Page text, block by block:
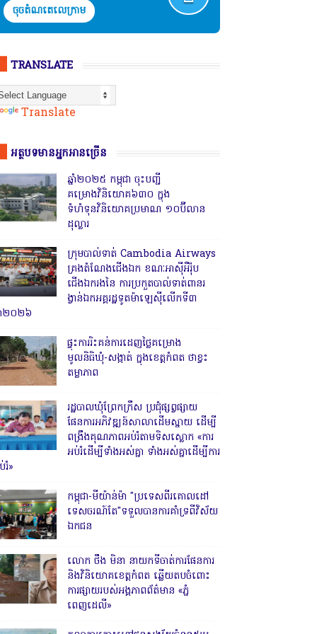
ចុចតំណតេលេក្រាម
TRANSLATE
Translate
អត្ថបទមានអ្នកអានច្រើន
ឆ្នាំ២០២៥ កម្ពុជា ចុះបញ្ជី
គម្រោងវិនិយោគ៦៣០ ក្នុង
ទំហំទុនវិនិយោគប្រមាណ ១០ប៊ីលាន
ដុល្លារ
ក្រុមបាល់ទាត់ Cambodia Airways
គ្រងតំណែងជើងឯក ខណៈអាស៊ីអឺរ៉ុប
ជើងឯករងនៃ ការប្រកួតបាល់ទាត់ពានរ
ង្វាន់ឯកអគ្គរដ្ឋទូតម៉ាឡេស៊ីលើកទី៣
ាំ២០២៦
ផ្ទុះការរិះគន់ការដេញថ្លៃគម្រោង
មូលនិធិឃុំ-សង្កាត់ ក្នុងខេត្តកំពត ថាខ្វះ
តម្លាភាព
រដ្ឋបាលឃុំព្រែកក្រឹស ប្រជុំផ្សព្វផ្សាយ
ផែនការអភិវឌ្ឍន៍សាលាដើមស្នាយ ដើម្បី
ពង្រឹងគុណភាពអប់រំតាមទិសស្លោក «ការ
អប់រំដើម្បីទាំងអស់គ្នា ទាំងអស់គ្នាដើម្បីការ
រំ»
កម្ពុជា-មីយ៉ាន់ម៉ា "ប្រទេសពីរគោលដៅ
ទេសចរណ៍តែ"ទទួលបានការគាំទ្រពីវិស័យ
ឯកជន
លោក ថឹង មិនា នាយកទីចាត់ការផែនការ
និងវិនិយោគខេត្តកំពត ឆ្លើយតបចំពោះ
ការផ្សាយរបស់អង្គភាពព័ត៌មាន «ភ្នំ
ពេញដេលី»